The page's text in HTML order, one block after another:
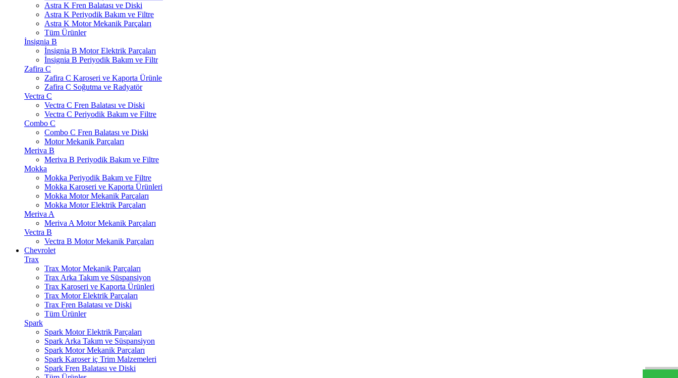
Astra K Fren Balatası ve Diski
Astra K Periyodik Bakım ve Filtre
Astra K Motor Mekanik Parçaları
Tüm Ürünler
İnsignia B
İnsignia B Motor Elektrik Parçaları
İnsignia B Periyodik Bakım ve Filtr
Zafira C
Zafira C Karoseri ve Kaporta Ürünle
Zafira C Soğutma ve Radyatör
Vectra C
Vectra C Fren Balatası ve Diski
Vectra C Periyodik Bakım ve Filtre
Combo C
Combo C Fren Balatası ve Diski
Motor Mekanik Parçaları
Meriva B
Meriva B Periyodik Bakım ve Filtre
Mokka
Mokka Periyodik Bakım ve Filtre
Mokka Karoseri ve Kaporta Ürünleri
Mokka Motor Mekanik Parçaları
Mokka Motor Elektrik Parçaları
Meriva A
Meriva A Motor Mekanik Parçaları
Vectra B
Vectra B Motor Mekanik Parçaları
Chevrolet
Trax
Trax Motor Mekanik Parçaları
Trax Arka Takım ve Süspansiyon
Trax Karoseri ve Kaporta Ürünleri
Trax Motor Elektrik Parçaları
Trax Fren Balatası ve Diski
Tüm Ürünler
Spark
Spark Motor Elektrik Parçaları
Spark Arka Takım ve Süspansiyon
Spark Motor Mekanik Parçaları
Spark Karoser iç Trim Malzemeleri
Spark Fren Balatası ve Diski